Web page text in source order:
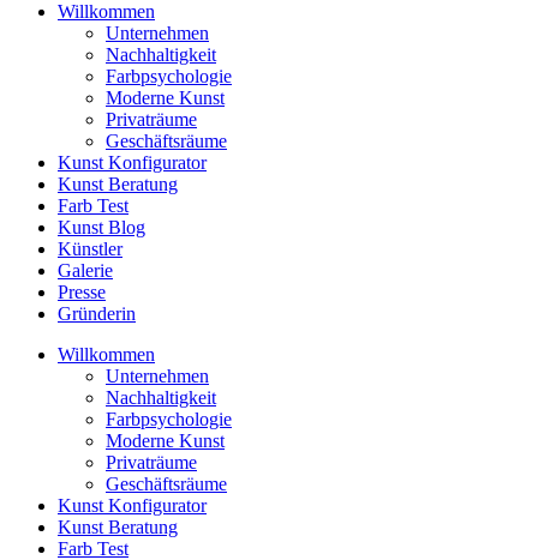
Willkommen
Unternehmen
Nachhaltigkeit
Farbpsychologie
Moderne Kunst
Privaträume
Geschäftsräume
Kunst Konfigurator
Kunst Beratung
Farb Test
Kunst Blog
Künstler
Galerie
Presse
Gründerin
Willkommen
Unternehmen
Nachhaltigkeit
Farbpsychologie
Moderne Kunst
Privaträume
Geschäftsräume
Kunst Konfigurator
Kunst Beratung
Farb Test